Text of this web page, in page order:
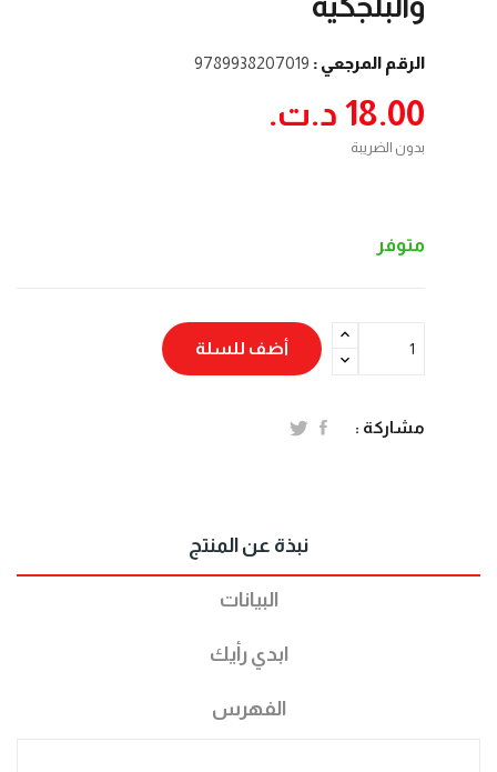
الرقم المرجعي : 9789938207019
18.00 د.ت.‏
بدون الضريبة
متوفر
أضف للسلة
مشاركة :
نبذة عن المنتج
البيانات
ابدي رأيك
الفهرس